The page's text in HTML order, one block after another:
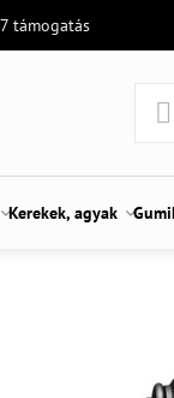
támogatás
Kerekek, agyak